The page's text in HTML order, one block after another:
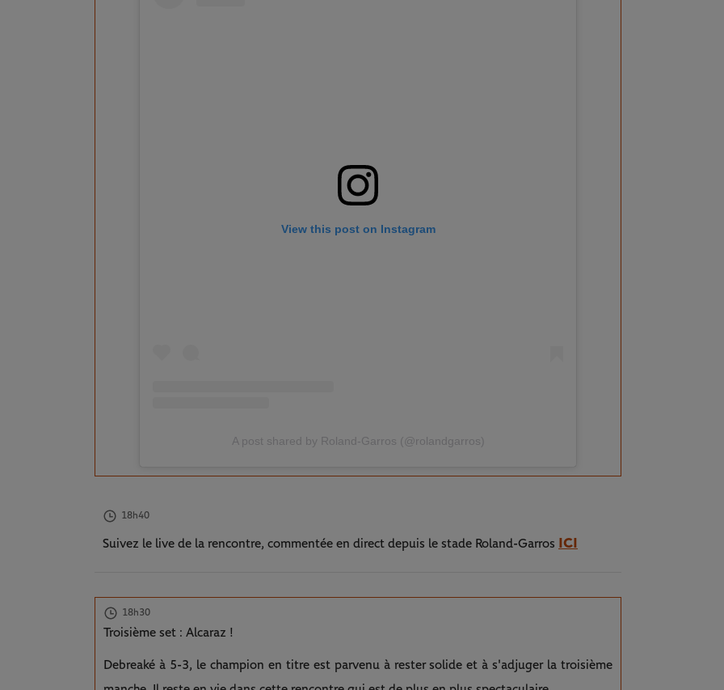
View this post on Instagram
A post shared by Roland-Garros (@rolandgarros)
18h40
Suivez le live de la rencontre, commentée en direct depuis le stade Roland-Garros ICI
18h30
Troisième set : Alcaraz !
Debreaké à 5-3, le champion en titre est parvenu à rester solide et à s'adjuger la troisième